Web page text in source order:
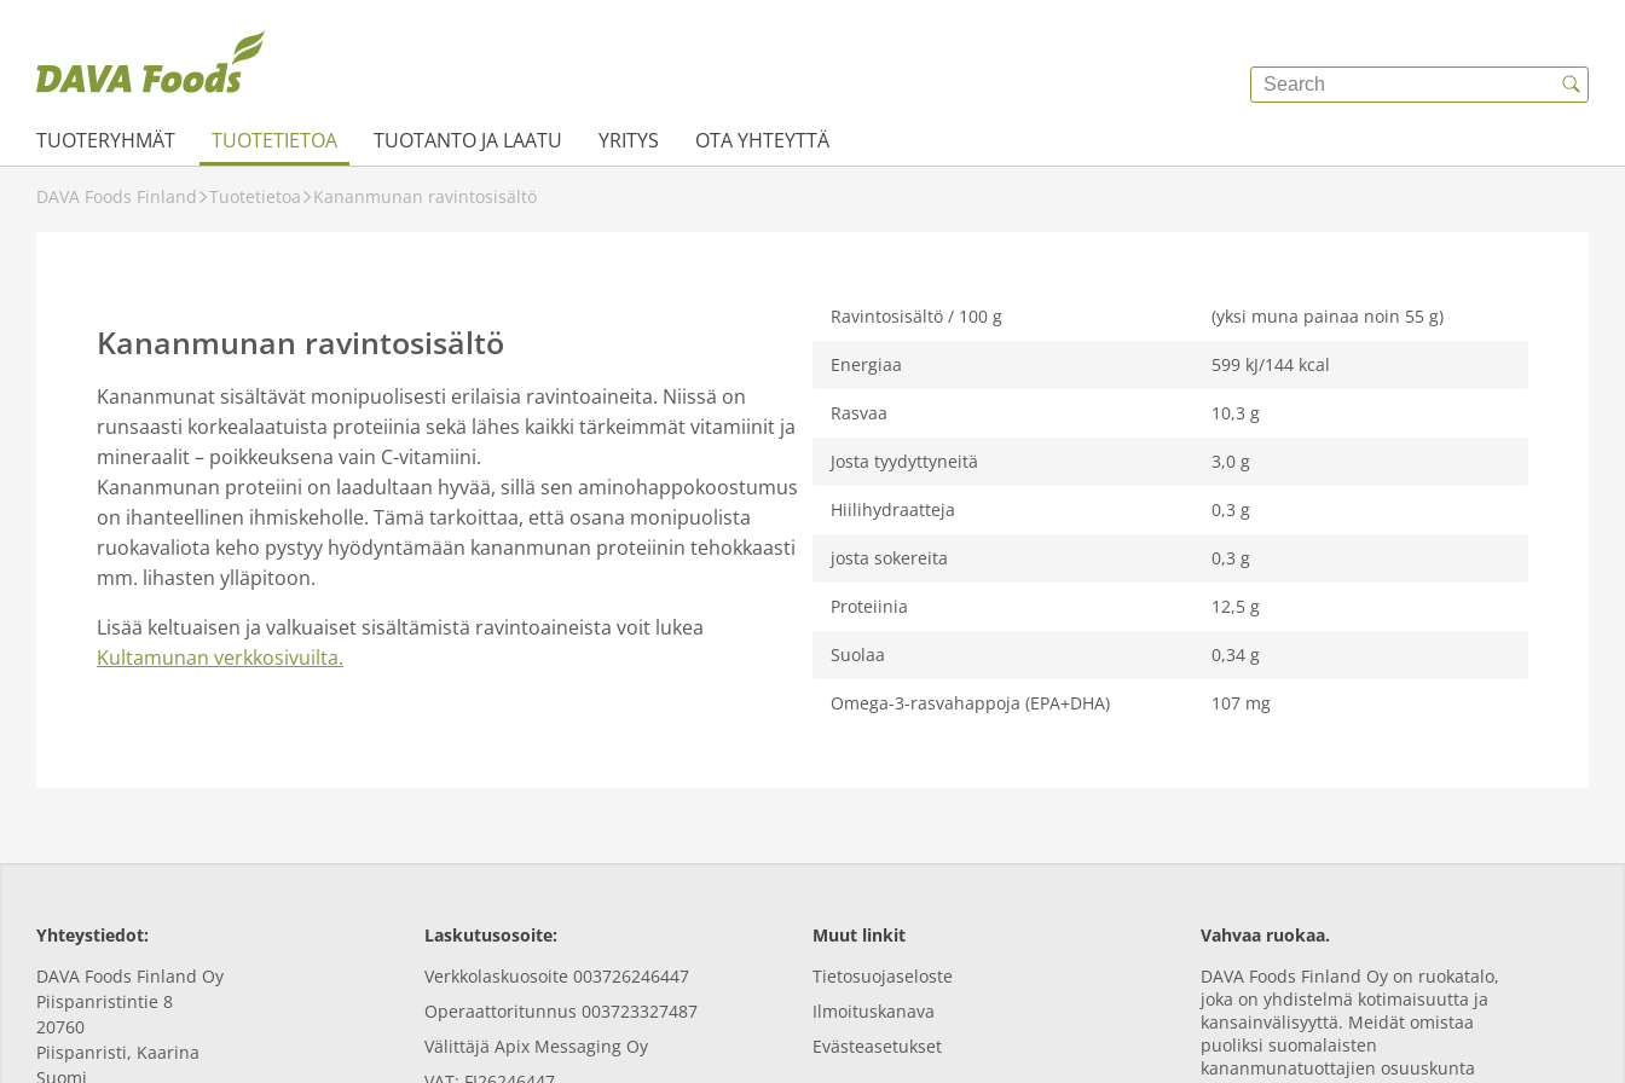
TUOTERYHMÄT TUOTETIETOA TUOTANTO JA LAATU YRITYS OTA YHTEYTTÄ
DAVA Foods Finland Tuotetietoa Kananmunan ravintosisältö
Kananmunan ravintosisältö
Kananmunat sisältävät monipuolisesti erilaisia ravintoaineita. Niissä on
runsaasti korkealaatuista proteiinia sekä lähes kaikki tärkeimmät vitamiinit ja
mineraalit – poikkeuksena vain C-vitamiini.
Kananmunan proteiini on laadultaan hyvää, sillä sen aminohappokoostumus
on ihanteellinen ihmiskeholle. Tämä tarkoittaa, että osana monipuolista
ruokavaliota keho pystyy hyödyntämään kananmunan proteiinin tehokkaasti
mm. lihasten ylläpitoon.
Lisää keltuaisen ja valkuaiset sisältämistä ravintoaineista voit lukea
Kultamunan verkkosivuilta.
Ravintosisältö / 100 g (yksi muna painaa noin 55 g)
Energiaa 599 kJ/144 kcal
Rasvaa 10,3 g
Josta tyydyttyneitä 3,0 g
Hiilihydraatteja 0,3 g
josta sokereita 0,3 g
Proteiinia 12,5 g
Suolaa 0,34 g
Omega-3-rasvahappoja (EPA+DHA) 107 mg
Yhteystiedot:
DAVA Foods Finland Oy
Piispanristintie 8
20760
Piispanristi, Kaarina
Suomi
Laskutusosoite:
Verkkolaskuosoite 003726246447
Operaattoritunnus 003723327487
Välittäjä Apix Messaging Oy
Muut linkit
Tietosuojaseloste
Ilmoituskanava
Evästeasetukset
Vahvaa ruokaa.
DAVA Foods Finland Oy on ruokatalo,
joka on yhdistelmä kotimaisuutta ja
kansainvälisyyttä. Meidät omistaa
puoliksi suomalaisten
kananmunatuottajien osuuskunta